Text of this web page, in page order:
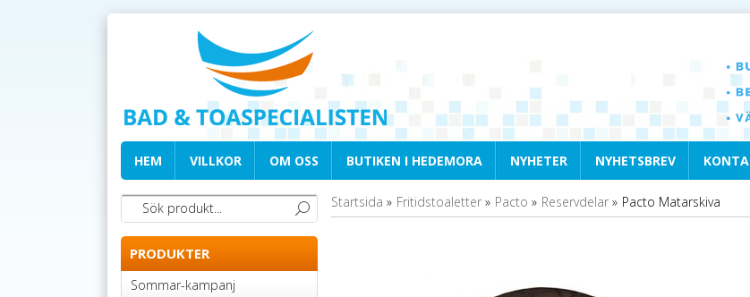
HEM VILLKOR OM OSS BUTIKEN I HEDEMORA NYHETER NYHETSBREV
PRODUKTER
Sommar-kampanj
Startsida » Fritidstoaletter» Pacto » Reservdelar» Pacto Matarskiva